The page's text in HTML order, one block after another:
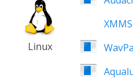
Linux
XMMS